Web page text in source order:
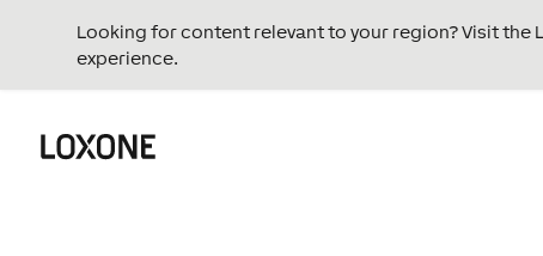
Looking for content relevant to your region? Visit the
experience.